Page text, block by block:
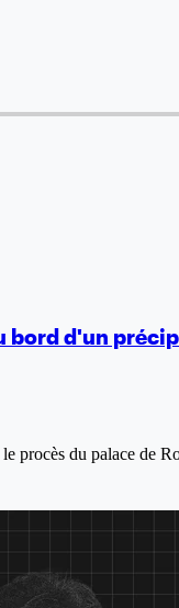
bord d'un
procès du palace de